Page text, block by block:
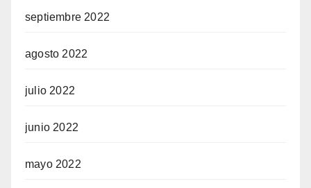
septiembre 2022
agosto 2022
julio 2022
junio 2022
mayo 2022